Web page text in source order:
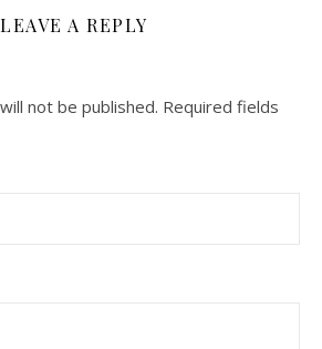
LEAVE A REPLY
not be published. Required fields